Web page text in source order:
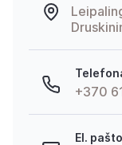
+370
El.